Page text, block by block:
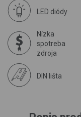
LED diódy
Nízka
spotreba
zdroja
DIN lišta